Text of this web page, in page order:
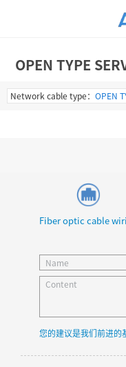
OPEN TYPE
Network cable type： OPEN
Fiber optic cable
您的建议是我们前进的